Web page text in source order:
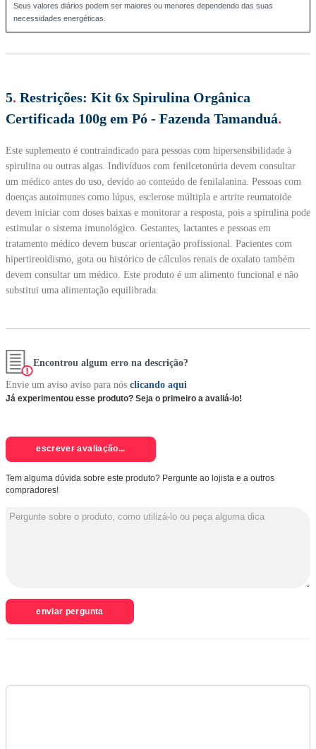
Seus valores diários podem ser maiores ou menores dependendo das suas
necessidades energéticas.
5. Restrições: Kit 6x Spirulina Orgânica
Certificada 100g em Pó - Fazenda Tamanduá.
Este suplemento é contraindicado para pessoas com hipersensibilidade à
spirulina ou outras algas. Indivíduos com fenilcetonúria devem consultar
um médico antes do uso, devido ao conteúdo de fenilalanina. Pessoas com
doenças autoimunes como lúpus, esclerose múltipla e artrite reumatoide
devem iniciar com doses baixas e monitorar a resposta, pois a spirulina pode
estimular o sistema imunológico. Gestantes, lactantes e pessoas em
tratamento médico devem buscar orientação profissional. Pacientes com
hipertireoidismo, gota ou histórico de cálculos renais de oxalato também
devem consultar um médico. Este produto é um alimento funcional e não
substitui uma alimentação equilibrada.
Encontrou algum erro na descrição?
Envie um aviso aviso para nós clicando aqui
Já experimentou esse produto? Seja o primeiro a avaliá-lo!
escrever avaliação...
Tem alguma dúvida sobre este produto? Pergunte ao lojista e a outros
compradores!
enviar pergunta